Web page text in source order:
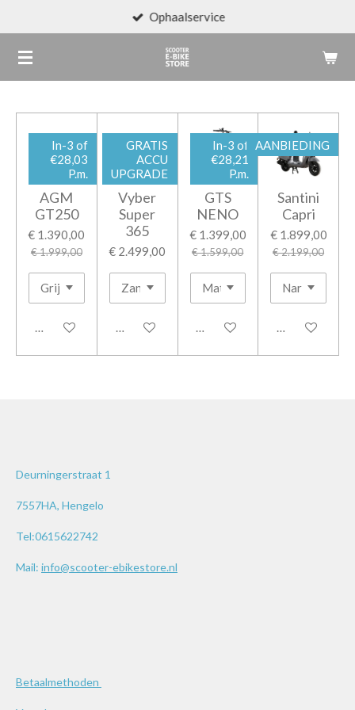
naar
de
Ophaalservice
In-3 of
€28,03
P.m.
AGM
GT250
€ 1.390,00
€ 1.999,00
In winkelwagen
GRATIS
ACCU
UPGRADE
Vyber
Super
365
€ 2.499,00
In winkelwagen
In-3 of
€28,21
P.m.
GTS
NENO
€ 1.399,00
€ 1.599,00
In winkelwagen
AANBIEDING
Santini
Capri
€ 1.899,00
€ 2.199,00
In
Deurningerstraat 1
7557HA, Hengelo
Tel:0615622742
Mail: info@scooter-ebikestore.nl
Betaalmethoden